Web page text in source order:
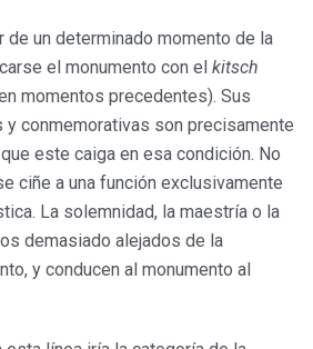
de un determinado momento de la
el monumento con el kitsch
momentos precedentes). Sus
conmemorativas son precisamente
este caiga en esa condición. No
ciñe a una función exclusivamente
La solemnidad, la maestría o la
demasiado alejados de la
y conducen al monumento al